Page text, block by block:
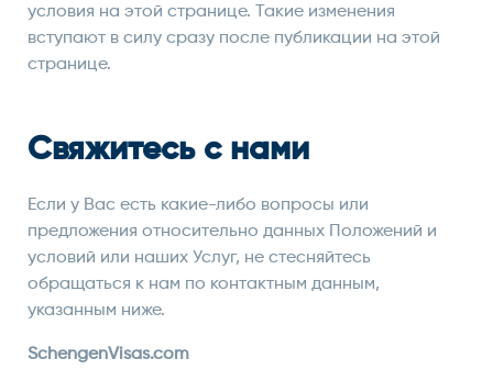
условия на этой странице. Такие изменения
вступают в силу сразу после публикации на этой
странице.
Свяжитесь с нами
Если у Вас есть какие-либо вопросы или
предложения относительно данных Положений и
условий или наших Услуг, не стесняйтесь
обращаться к нам по контактным данным,
указанным ниже.
SchengenVisas.com